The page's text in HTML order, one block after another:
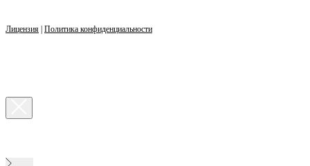
Лицензия | Политика конфиденциальности